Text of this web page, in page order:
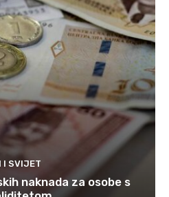
I SVIJET
naknada za osobe s